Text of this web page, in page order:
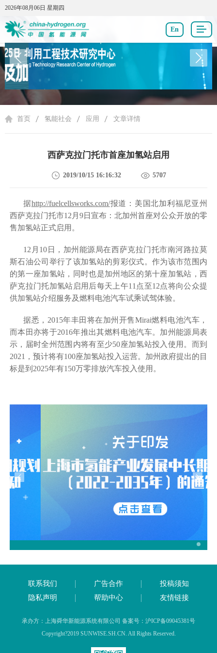
2026年08月06日 星期四
2026年08月06日 星期四
En
首页 氢能社会 应用 文章详情
西萨克拉门托市首座加氢站启用
2019/10/15 16:16:32 5707
据http://fuelcellsworks.com/报道：美国北加利福尼亚州
西萨克拉门托市12月9日宣布：北加州首座对公众开放的零
售加氢站正式启用。
12月10日，加州能源局在西萨克拉门托市南河路拉莫
斯石油公司举行了该加氢站的剪彩仪式。作为该市范围内
的第一座加氢站，同时也是加州地区的第十座加氢站，西
萨克拉门托加氢站启用后每天上午11点至12点将向公众提
供加氢站介绍服务及燃料电池汽车试乘试驾体验。
据悉，2015年丰田将在加州开售Mirai燃料电池汽车，
而本田亦将于2016年推出其燃料电池汽车。加州能源局表
示，届时全州范围内将有至少50座加氢站投入使用。而到
2021，预计将有100座加氢站投入运营。加州政府提出的目
标是到2025年有150万零排放汽车投入使用。
联系我们 广告合作
投稿须知
隐私声明
帮助中心 友情链接
承办方：上海舜华新能源系统有限公司 备案号：沪ICP备09045381号
Copyright?2019 SUNWISE.SH.CN. All Rights Reserved.